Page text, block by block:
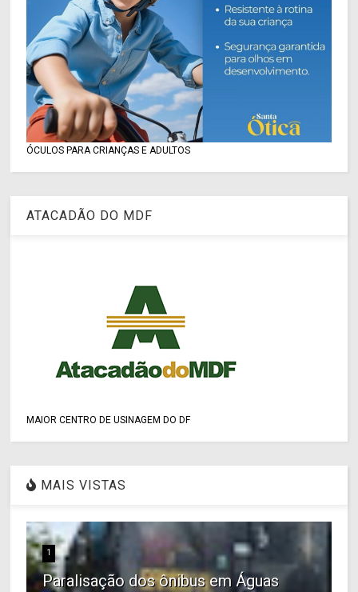
ÓCULOS PARA CRIANÇAS E ADULTOS
ATACADÃO DO MDF
MAIOR CENTRO DE USINAGEM DO DF
MAIS VISTAS
1
Paralisação dos ônibus em Águas